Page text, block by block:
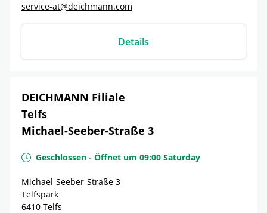
service-at@deichmann.com
Details
DEICHMANN Filiale
Telfs
Michael-Seeber-Straße 3
Geschlossen - Öffnet um 09:00 Saturday
Michael-Seeber-Straße 3
Telfspark
6410 Telfs